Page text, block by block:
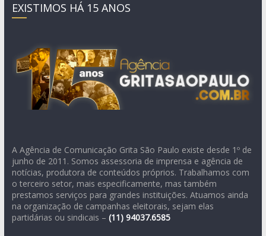
EXISTIMOS HÁ 15 ANOS
A Agência de Comunicação Grita São Paulo existe desde 1º de
junho de 2011. Somos assessoria de imprensa e agência de
notícias, produtora de conteúdos próprios. Trabalhamos com
o terceiro setor, mais especificamente, mas também
prestamos serviços para grandes instituições. Atuamos ainda
na organização de campanhas eleitorais, sejam elas
partidárias ou sindicais – (11) 94037.6585